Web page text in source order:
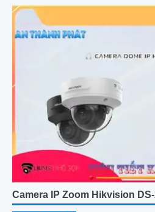
Camera IP Zoom Hikvision